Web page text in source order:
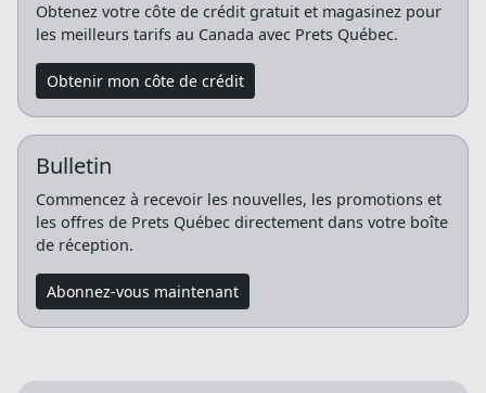
Obtenez votre côte de crédit gratuit et magasinez pour
les meilleurs tarifs au Canada avec Prets Québec.
Obtenir mon côte de crédit
Bulletin
Commencez à recevoir les nouvelles, les promotions et
les offres de Prets Québec directement dans votre boîte
de réception.
Abonnez-vous maintenant